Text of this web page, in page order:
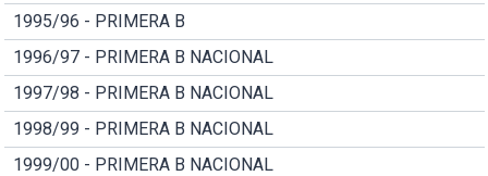
1995/96 - PRIMERA B
1996/97 - PRIMERA B NACIONAL
1997/98 - PRIMERA B NACIONAL
1998/99 - PRIMERA B NACIONAL
1999/00 - PRIMERA B NACIONAL